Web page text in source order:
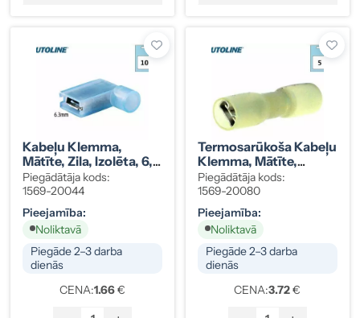
Kabeļu Klemma,
Mātīte, Zila, Izolēta, 6,3
Mm, 10 Gab.
Piegādātāja kods:
1569-20044
Pieejamība:
Noliktavā
Piegāde 2–3 darba
dienās
CENA:1.66€
Termosarūkoša Kabeļu
Klemma, Mātīte,
Dzeltena, 6,3 Mm, 4,0–
6,0 Mm², 5 Gab.
Piegādātāja kods:
1569-20080
Pieejamība:
Noliktavā
Piegāde 2–3 darba
dienās
CENA:3.72€